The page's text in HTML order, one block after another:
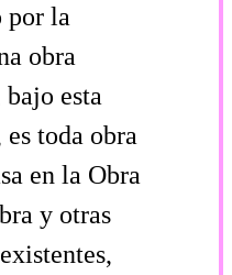
por la
obra
esta
toda obra
en la Obra
y otras